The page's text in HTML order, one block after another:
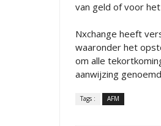
van geld of voor
Nxchange heeft
waaronder het
om alle
aanwijzing
Tags : AFM